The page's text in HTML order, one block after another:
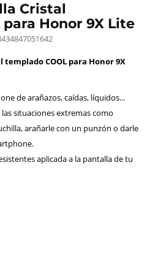
Cristal
Honor 9X Lite
COOL para Honor 9X
de arañazos, caídas, líquidos...
situaciones extremas como
arañarle con un punzón o darle
aplicada a la pantalla de tu